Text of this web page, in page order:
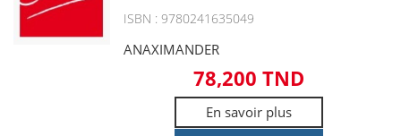
ISBN : 9780241635049
ANAXIMANDER
78,200 TND
En savoir plus